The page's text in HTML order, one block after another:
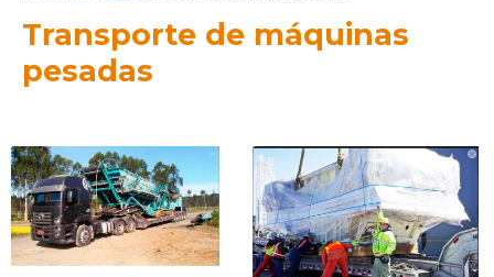
Transporte de máquinas
pesadas